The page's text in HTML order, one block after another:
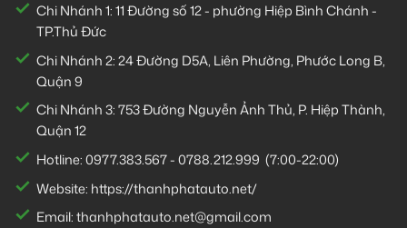
Chi Nhánh 1:11 Đường số 12 - phường Hiệp Bình Chánh -
TP.Thủ Đức
Chi Nhánh 2:24 Đường D5A, Liên Phường, Phước Long B,
Quận 9
Chi Nhánh 3:753 Đường Nguyễn Ảnh Thủ, P. Hiệp Thành,
Quận 12
Hotline:0977.383.567-0788.212.999 (7:00-22:00)
Website: https://thanhphatauto.net/
Email:thanhphatauto.net@gmail.com